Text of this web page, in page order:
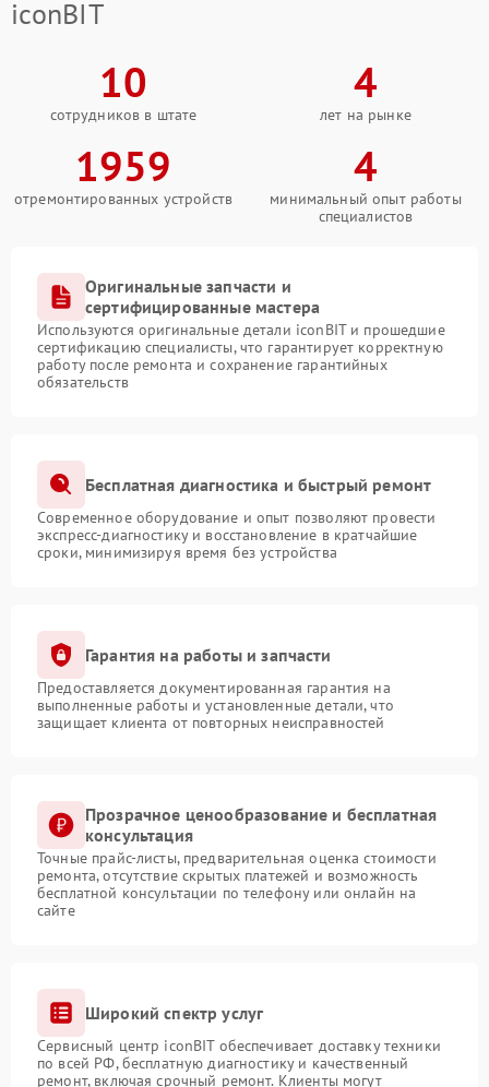
iconBIT
10
сотрудников в штате
4
лет на рынке
1959
отремонтированных устройств
4
минимальный опыт работы
специалистов
Оригинальные запчасти и
сертифицированные мастера
Используются оригинальные детали iconBIT и прошедшие
сертификацию специалисты, что гарантирует корректную
работу после ремонта и сохранение гарантийных
обязательств
Бесплатная диагностика и быстрый ремонт
Современное оборудование и опыт позволяют провести
экспресс-диагностику и восстановление в кратчайшие
сроки, минимизируя время без устройства
Гарантия на работы и запчасти
Предоставляется документированная гарантия на
выполненные работы и установленные детали, что
защищает клиента от повторных неисправностей
Прозрачное ценообразование и бесплатная
консультация
Точные прайс-листы, предварительная оценка стоимости
ремонта, отсутствие скрытых платежей и возможность
бесплатной консультации по телефону или онлайн на
сайте
Широкий спектр услуг
Сервисный центр iconBIT обеспечивает доставку техники
по всей РФ, бесплатную диагностику и качественный
ремонт, включая срочный ремонт. Клиенты могут